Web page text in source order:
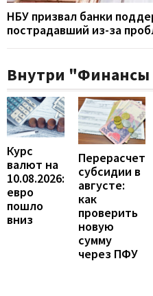
НБУ призвал банки
пострадавший из-за
Внутри
Курс
валют на
10.08.2026:
евро
пошло
вниз
Перерасчет
субсидии в
августе:
как
проверить
новую
сумму
через ПФУ